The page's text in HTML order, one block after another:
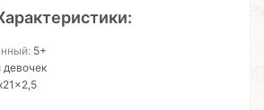
5+